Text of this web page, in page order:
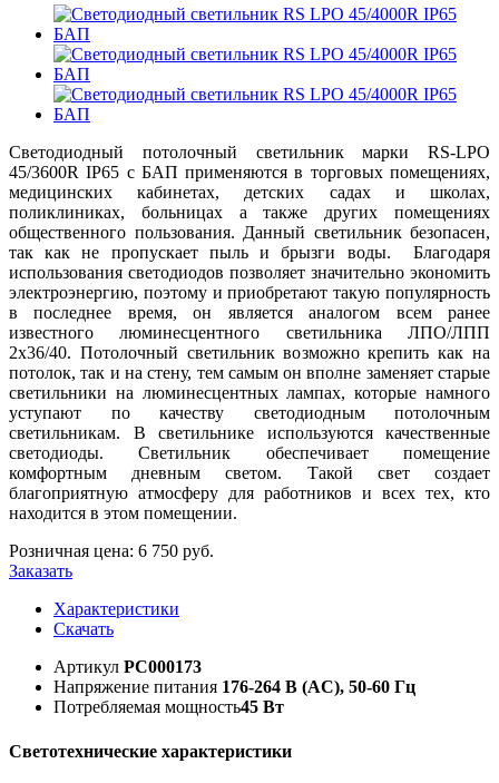
Светодиодный потолочный светильник марки RS-LPO
45/3600R IP65 с БАП применяются в торговых помещениях,
медицинских кабинетах, детских садах и школах,
поликлиниках, больницах а также других помещениях
общественного пользования. Данный светильник безопасен,
так как не пропускает пыль и брызги воды. Благодаря
использования светодиодов позволяет значительно экономить
электроэнергию, поэтому и приобретают такую популярность
в последнее время, он является аналогом всем ранее
известного люминесцентного светильника ЛПО/ЛПП
2х36/40. Потолочный светильник возможно крепить как на
потолок, так и на стену, тем самым он вполне заменяет старые
светильники на люминесцентных лампах, которые намного
уступают по качеству светодиодным потолочным
светильникам. В светильнике используются качественные
светодиоды. Светильник обеспечивает помещение
комфортным дневным светом. Такой свет создает
благоприятную атмосферу для работников и всех тех, кто
находится в этом помещении.
Розничная цена: 6 750 руб.
Заказать
Характеристики
Скачать
Артикул РС000173
Напряжение питания 176-264 В (AC), 50-60 Гц
Потребляемая мощность45 Вт
Светотехнические характеристики